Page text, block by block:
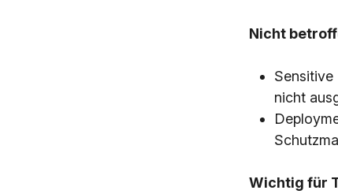
Nicht
Sensitive
nicht
Wichtig für